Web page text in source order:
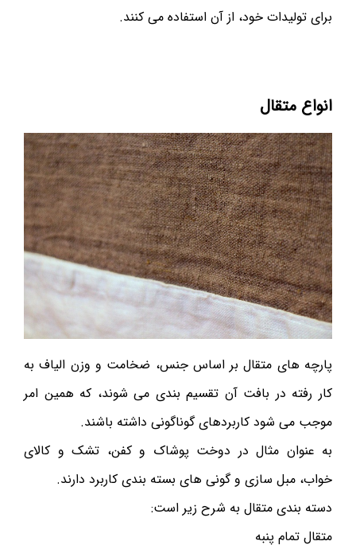
برای تولیدات خود، از آن استفاده می کنند.
انواع متقال
پارچه های متقال بر اساس جنس، ضخامت و وزن الیاف به
کار رفته در بافت آن تقسیم بندی می شوند، که همین امر
موجب می شود کاربردهای گوناگونی داشته باشند.
به عنوان مثال در دوخت پوشاک و کفن، تشک و کالای
خواب، مبل سازی و گونی های بسته بندی کاربرد دارند.
دسته بندی متقال به شرح زیر است:
متقال تمام پنبه